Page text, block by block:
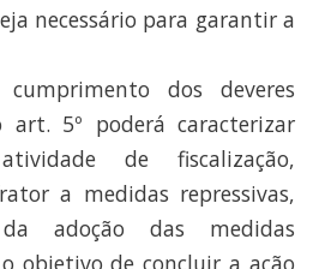
necessário para garantir a
dos deveres
art. 5º poderá caracterizar
de fiscalização,
a medidas repressivas,
adoção das medidas
objetivo de concluir a ação